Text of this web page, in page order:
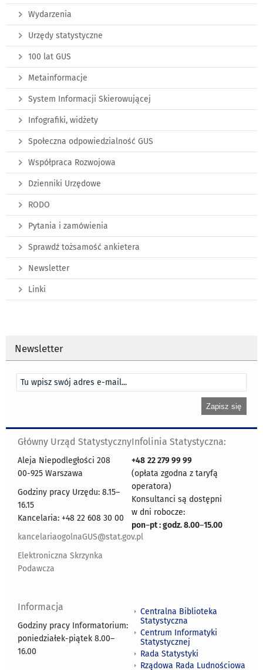
Wydarzenia
Urzędy statystyczne
100 lat GUS
Metainformacje
System Informacji Skierowującej
Infografiki, widżety
Społeczna odpowiedzialność GUS
Współpraca Rozwojowa
Dzienniki Urzędowe
RODO
Pytania i zamówienia
Sprawdź tożsamość ankietera
Newsletter
Linki
Newsletter
Główny Urząd Statystyczny
Aleja Niepodległości 208
00-925 Warszawa
Godziny pracy Urzędu: 8.15–
16.15
Kancelaria: +48 22 608 30 00
kancelariaogolnaGUS@stat.gov.pl
Elektroniczna Skrzynka
Podawcza
Infolinia Statystyczna:
+48 22 279 99 99
(opłata zgodna z taryfą
operatora)
Konsultanci są dostępni
w dni robocze:
pon–pt : godz. 8.00–15.00
Informacja
Godziny pracy Informatorium:
poniedziałek-piątek 8.00–
16.00
Centralna Biblioteka
Statystyczna
Centrum Informatyki
Statystycznej
Rada Statystyki
Rządowa Rada Ludnościowa